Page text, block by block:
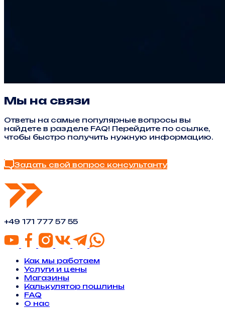
Мы на связи
Ответы на самые популярные вопросы вы
найдете в разделе FAQ! Перейдите по ссылке,
чтобы быстро получить нужную информацию.
Задать свой вопрос консультанту
+49 171 777 57 55
Как мы работаем
Услуги и цены
Магазины
Калькулятор пошлины
FAQ
О нас